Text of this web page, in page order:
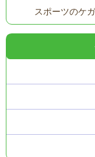
スポーツのケ